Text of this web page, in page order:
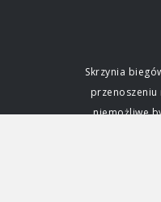
Skrzynia
niemożliwe